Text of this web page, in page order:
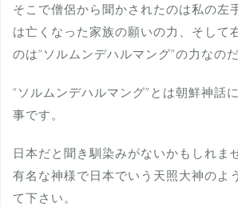
そこで僧侶から聞かされたのは私の左
は亡くなった家族の願いの力、そして
のは“ソルムンデハルマング”の力なの
“ソルムンデハルマング”とは朝鮮神話
事です。
日本だと聞き馴染みがないかもしれま
有名な神様で日本でいう天照大神のよ
て下さい。